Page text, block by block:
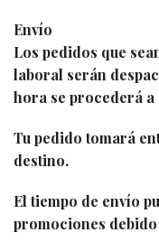
Envío
Los pedidos que
laboral serán
hora se procederá
Tu pedido tomará
destino.
El tiempo de envío
promociones